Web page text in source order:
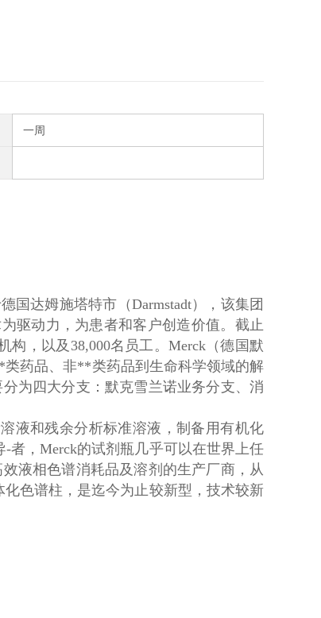
一周
国达姆施塔特市（Darmstadt），该集团
驱动力，为患者和客户创造价值。截止
构，以及38,000名员工。Merck（德国默
药品、非**类药品到生命科学领域的解
为四大分支：默克雪兰诺业务分支、消
液和残余分析标准溶液，制备用有机化
者，Merck的试剂瓶几乎可以在世界上任
液相色谱消耗品及溶剂的生产厂商，从
色谱柱，是迄今为止较新型，技术较新